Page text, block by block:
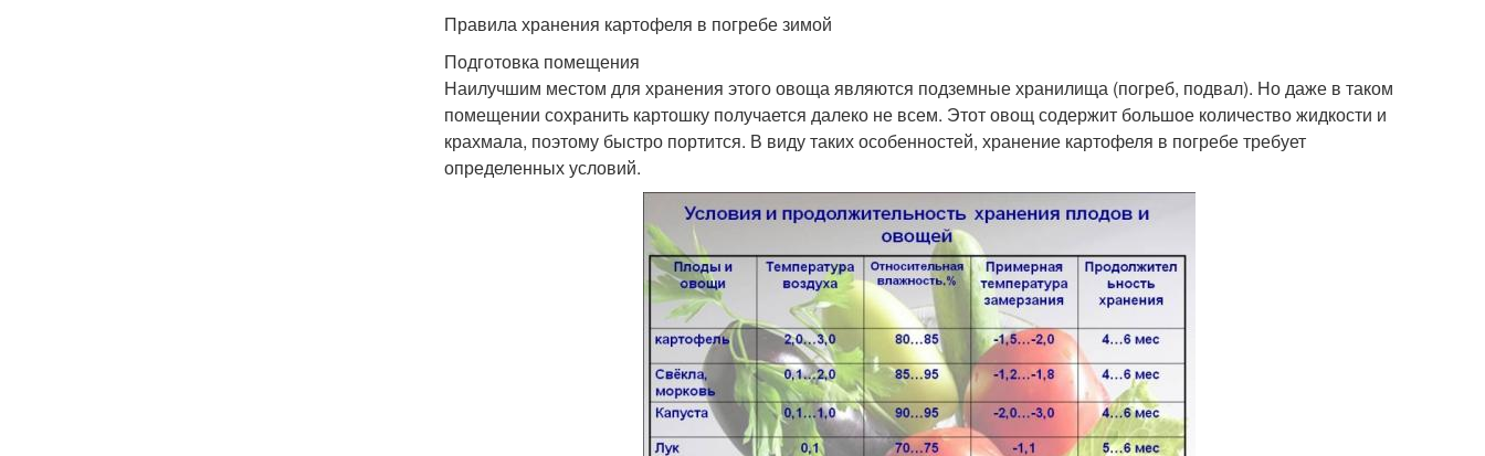
Правила хранения картофеля в погребе зимой
Подготовка помещения
Наилучшим местом для хранения этого овоща являются подземные хранилища (погреб, подвал). Но даже в таком
помещении сохранить картошку получается далеко не всем. Этот овощ содержит большое количество жидкости и
крахмала, поэтому быстро портится. В виду таких особенностей, хранение картофеля в погребе требует
определенных условий.